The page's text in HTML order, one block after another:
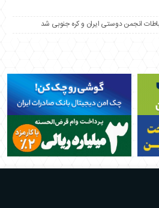
انجمن دوستی ایران و کره جنوبی شد